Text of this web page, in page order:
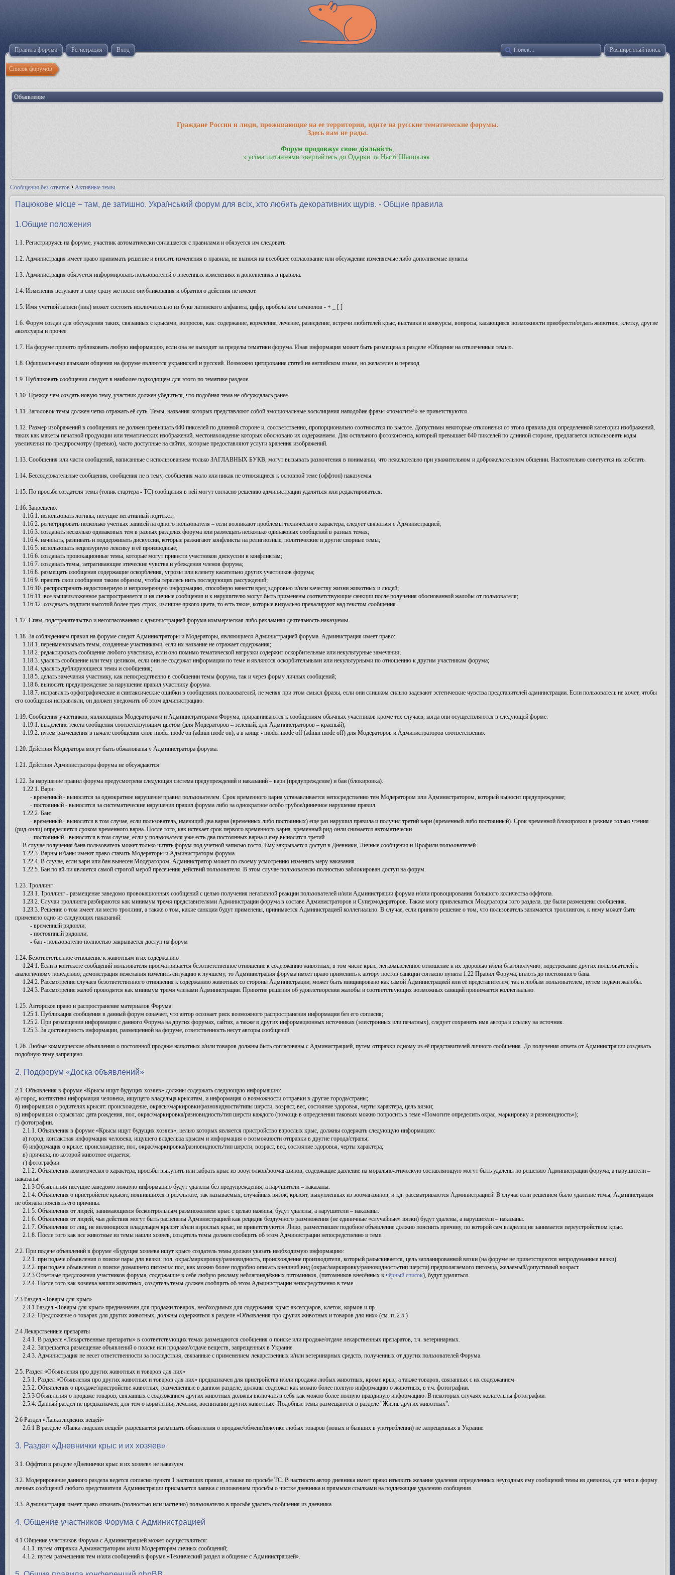
Расширенный поиск
Правила форума Регистрация Вход
Список форумов
Объявление
Граждане России и люди, проживающие на ее территории, идите на русские тематические форумы.
Здесь вам не рады.
Форум продовжує свою діяльність
з усіма питаннями звертайтесь до Одарки та Насті Шапокляк.
Сообщения без ответов • Активные темы
Пацюкове місце – там, де затишно. Український форум для всіх, хто любить декоративних щурів. - Общие правила
1.Общие положения
1.1. Регистрируясь на форуме, участник автоматически соглашается с правилами и обязуется им следовать.
1.2. Администрация имеет право принимать решение и вносить изменения в правила, не вынося на всеобщее согласование или обсуждение изменяемые либо дополняемые пункты.
1.3. Администрация обязуется информировать пользователей о внесенных изменениях и дополнениях в правила.
1.4. Изменения вступают в силу сразу же после опубликования и обратного действия не имеют.
1.5. Имя учетной записи (ник) может состоять исключительно из букв латинского алфавита, цифр, пробела или символов - + _ [ ]
1.6. Форум создан для обсуждения таких, связанных с крысами, вопросов, как: содержание, кормление, лечение, разведение, встречи любителей крыс, выставки и конкурсы, вопросы, касающиеся возможности приобрести/отдать животное, клетку, другие
аксессуары и прочее.
1.7. На форуме принято публиковать любую информацию, если она не выходит за пределы тематики форума. Иная информация может быть размещена в разделе «Общение на отвлеченные темы».
1.8. Официальными языками общения на форуме являются украинский и русский. Возможно цитирование статей на английском языке, но желателен и перевод.
1.9. Публиковать сообщения следует в наиболее подходящем для этого по тематике разделе.
1.10. Прежде чем создать новую тему, участник должен убедиться, что подобная тема не обсуждалась ранее.
1.11. Заголовок темы должен четко отражать её суть. Темы, названия которых представляют собой эмоциональные восклицания наподобие фразы «помогите!» не приветствуются.
1.12. Размер изображений в сообщениях не должен превышать 640 пикселей по длинной стороне и, соответственно, пропорционально соотносится по высоте. Допустимы некоторые отклонения от этого правила для определенной категории изображений,
таких как макеты печатной продукции или тематических изображений, местонахождение которых обосновано их содержанием. Для остального фотоконтента, который превышает 640 пикселей по длинной стороне, предлагается использовать коды
увеличения по предпросмотру (превью), часто доступные на сайтах, которые предоставляют услуги хранения изображений.
1.13. Сообщения или части сообщений, написанные с использованием только ЗАГЛАВНЫХ БУКВ, могут вызывать разночтения в понимании, что нежелательно при уважительном и доброжелательном общении. Настоятельно советуется их избегать.
1.14. Бессодержательные сообщения, сообщения не в тему, сообщения мало или никак не относящиеся к основной теме (оффтоп) наказуемы.
1.15. По просьбе создателя темы (топик стартера - ТС) сообщения в ней могут согласно решению администрации удаляться или редактироваться.
1.16. Запрещено:
1.16.1. использовать логины, несущие негативный подтекст;
1.16.2. регистрировать несколько учетных записей на одного пользователя – если возникают проблемы технического характера, следует связаться с Администрацией;
1.16.3. создавать несколько одинаковых тем в разных разделах форума или размещать несколько одинаковых сообщений в разных темах;
1.16.4. начинать, развивать и поддерживать дискуссии, которые разжигают конфликты на религиозные, политические и другие спорные темы;
1.16.5. использовать нецензурную лексику и её производные;
1.16.6. создавать провокационные темы, которые могут привести участников дискуссии к конфликтам;
1.16.7. создавать темы, затрагивающие этические чувства и убеждения членов форума;
1.16.8. размещать сообщения содержащие оскорбления, угрозы или клевету касательно других участников форума;
1.16.9. править свои сообщения таким образом, чтобы терялась нить последующих рассуждений;
1.16.10. распространять недостоверную и непроверенную информацию, способную нанести вред здоровью и/или качеству жизни животных и людей;
1.16.11. все вышеизложенное распространяется и на личные сообщения и к нарушителю могут быть применены соответствующие санкции после получения обоснованной жалобы от пользователя;
1.16.12. создавать подписи высотой более трех строк, излишне яркого цвета, то есть такие, которые визуально превалируют над текстом сообщения.
1.17. Спам, подстрекательство и несогласованная с администрацией форума коммерческая либо рекламная деятельность наказуемы.
1.18. За соблюдением правил на форуме следят Администраторы и Модераторы, являющиеся Администрацией форума. Администрация имеет право:
1.18.1. переименовывать темы, созданные участниками, если их название не отражает содержания;
1.18.2. редактировать сообщение любого участника, если оно помимо тематической нагрузки содержит оскорбительные или некультурные замечания;
1.18.3. удалять сообщение или тему целиком, если они не содержат информации по теме и являются оскорбительными или некультурными по отношению к другим участникам форума;
1.18.4. удалять дублирующиеся темы и сообщения;
1.18.5. делать замечания участнику, как непосредственно в сообщении темы форума, так и через форму личных сообщений;
1.18.6. выносить предупреждение за нарушение правил участнику форума.
1.18.7. исправлять орфографические и синтаксические ошибки в сообщениях пользователей, не меняя при этом смысл фразы, если они слишком сильно задевают эстетические чувства представителей администрации. Если пользователь не хочет, чтобы
его сообщения исправляли, он должен уведомить об этом администрацию.
1.19. Сообщения участников, являющихся Модераторами и Администраторами Форума, приравниваются к сообщениям обычных участников кроме тех случаев, когда они осуществляются в следующей форме:
1.19.1. выделение текста сообщения соответствующим цветом (для Модераторов – зеленый, для Администраторов – красный);
1.19.2. путем размещения в начале сообщения слов moder mode on (admin mode on), а в конце - moder mode off (admin mode off) для Модераторов и Администраторов соответственно.
1.20. Действия Модератора могут быть обжалованы у Администратора форума.
1.21. Действия Администратора форума не обсуждаются.
1.22. За нарушение правил форума предусмотрена следующая система предупреждений и наказаний – варн (предупреждение) и бан (блокировка).
1.22.1. Варн:
- временный - выносится за однократное нарушение правил пользователем. Срок временного варна устанавливается непосредственно тем Модератором или Администратором, который выносит предупреждение;
- постоянный - выносится за систематические нарушения правил форума либо за однократное особо грубое/циничное нарушение правил.
1.22.2. Бан:
- временный - выносится в том случае, если пользователь, имеющий два варна (временных либо постоянных) еще раз нарушил правила и получил третий варн (временный либо постоянный). Срок временной блокировки в режиме только чтения
(рид-онли) определяется сроком временного варна. После того, как истекает срок первого временного варна, временный рид-онли снимается автоматически.
- постоянный - выносится в том случае, если у пользователя уже есть два постоянных варна и ему выносится третий.
В случае получения бана пользователь может только читать форум под учетной записью гостя. Ему закрывается доступ в Дневники, Личные сообщения и Профили пользователей.
1.22.3. Варны и баны имеют право ставить Модераторы и Администраторы форума.
1.22.4. В случае, если варн или бан вынесен Модератором, Администратор может по своему усмотрению изменить меру наказания.
1.22.5. Бан по ай-пи является самой строгой мерой пресечения действий пользователя. В этом случае пользователю полностью заблокирован доступ на форум.
1.23. Троллинг.
1.23.1. Троллинг - размещение заведомо провокационных сообщений с целью получения негативной реакции пользователей и/или Администрации форума и/или провоцирования большого количества оффтопа.
1.23.2. Случаи троллинга разбираются как минимум тремя представителями Администрации форума в составе Администраторов и Супермодераторов. Также могу привлекаться Модераторы того раздела, где были размещены сообщения.
1.23.3. Решение о том имеет ли место троллинг, а также о том, какие санкции будут применены, принимается Администрацией коллегиально. В случае, если принято решение о том, что пользователь занимается троллингом, к нему может быть
применено одно из следующих наказаний:
- временный ридонли;
- постоянный ридонли;
- бан - пользователю полностью закрывается доступ на форум
1.24. Безответственное отношение к животным и их содержанию
1.24.1. Если в контексте сообщений пользователя просматривается безответственное отношение к содержанию животных, в том числе крыс; легкомысленное отношение к их здоровью и/или благополучию; подстрекание других пользователей к
аналогичному поведению; демонстрация нежелания изменить ситуацию к лучшему, то Администрация форума имеет право применить к автору постов санкции согласно пункта 1.22 Правил Форума, вплоть до постоянного бана.
1.24.2. Рассмотрение случаев безответственного отношения к содержанию животных со стороны Администрации, может быть инициировано как самой Администрацией или её представителем, так и любым пользователем, путем подачи жалобы.
1.24.3. Рассмотрение жалоб проводятся как минимум тремя членами Администрации. Принятие решения об удовлетворении жалобы и соответствующих возможных санкций принимается коллегиально.
1.25. Авторское право и распространение материалов Форума:
1.25.1. Публикация сообщения в данный форум означает, что автор осознает риск возможного распространения информации без его согласия;
1.25.2. При размещении информации с данного Форума на других форумах, сайтах, а также в других информационных источниках (электронных или печатных), следует сохранять имя автора и ссылку на источник.
1.25.3. За достоверность информации, размещенной на форуме, ответственность несут авторы сообщений.
1.26. Любые коммерческие объявления о постоянной продаже животных и/или товаров должны быть согласованы с Администрацией, путем отправки одному из её представителей личного сообщения. До получения ответа от Администрации создавать
подобную тему запрещено.
2. Подфорум «Доска объявлений»
2.1. Объявления в форуме «Крысы ищут будущих хозяев» должны содержать следующую информацию:
а) город, контактная информация человека, ищущего владельца крысятам, и информация о возможности отправки в другие города/страны;
б) информация о родителях крысят: происхождение, окрасы/маркировки/разновидности/типы шерсти, возраст, вес, состояние здоровья, черты характера, цель вязки;
в) информация о крысятах: дата рождения, пол, окрас/маркировка/разновидность/тип шерсти каждого (помощь в определении таковых можно попросить в теме «Помогите определить окрас, маркировку и разновидность»);
г) фотографии.
2.1.1. Объявления в форуме «Крысы ищут будущих хозяев», целью которых является пристройство взрослых крыс, должны содержать следующую информацию:
а) город, контактная информация человека, ищущего владельца крысам и информация о возможности отправки в другие города/страны;
б) информация о крысе: происхождение, пол, окрас/маркировка/разновидность/тип шерсти, возраст, вес, состояние здоровья, черты характера;
в) причина, по которой животное отдается;
г) фотографии.
2.1.2. Объявления коммерческого характера, просьбы выкупить или забрать крыс из зооуголков/зоомагазинов, содержащие давление на морально-этическую составляющую могут быть удалены по решению Администрации форума, а нарушители –
наказаны.
2.1.3 Объявления несущие заведомо ложную информацию будут удалены без предупреждения, а нарушители – наказаны.
2.1.4. Объявления о пристройстве крысят, появившихся в результате, так называемых, случайных вязок, крысят, выкупленных из зоомагазинов, и т.д. рассматриваются Администрацией. В случае если решением было удаление темы, Администрация
не обязана пояснять его причины.
2.1.5. Объявления от людей, занимающихся бесконтрольным размножением крыс с целью наживы, будут удалены, а нарушители – наказаны.
2.1.6. Объявления от людей, чьи действия могут быть расценены Администрацией как рецидив бездумного размножения (не единичные «случайные» вязки) будут удалены, а нарушители – наказаны.
2.1.7. Объявление от лиц, не являющихся владельцем крысят и/или взрослых крыс, не приветствуются. Лицо, разместившее подобное объявление должно пояснить причину, по которой сам владелец не занимается переустройством крыс.
2.1.8. После того как все животные из темы нашли хозяев, создатель темы должен сообщить об этом Администрации непосредственно в теме.
2.2. При подаче объявлений в форуме «Будущие хозяева ищут крыс» создатель темы должен указать необходимую информацию:
2.2.1. при подаче объявления о поиске пары для вязки: пол, окрас/маркировку/разновидность, происхождение производителя, который разыскивается, цель запланированной вязки (на форуме не приветствуются непродуманные вязки).
2.2.2. при подаче объявления о поиске домашнего питомца: пол, как можно более подробно описать внешний вид (окрас/маркировку/разновидность/тип шерсти) предполагаемого питомца, желаемый/допустимый возраст.
2.2.3 Ответные предложения участников форума, содержащие в себе любую рекламу неблагонадёжных питомников, (питомников внесённых в чёрный список), будут удаляться.
2.2.4. После того как хозяева нашли животных, создатель темы должен сообщить об этом Администрации непосредственно в теме.
2.3 Раздел «Товары для крыс»
2.3.1 Раздел «Товары для крыс» предназначен для продажи товаров, необходимых для содержания крыс: аксессуаров, клеток, кормов и пр.
2.3.2. Предложение о товарах для других животных, должны содержаться в разделе «Объявления про других животных и товаров для них» (см. п. 2.5.)
2.4 Лекарственные препараты
2.4.1. В разделе «Лекарственные препараты» в соответствующих темах размещаются сообщения о поиске или продаже/отдаче лекарственных препаратов, т.ч. ветеринарных.
2.4.2. Запрещается размещение объявлений о поиске или продаже/отдаче веществ, запрещенных в Украине.
2.4.3. Администрация не несет ответственности за последствия, связанные с применением лекарственных и/или ветеринарных средств, полученных от других пользователей Форума.
2.5. Раздел «Объявления про других животных и товаров для них»
2.5.1. Раздел «Объявления про других животных и товаров для них» предназначен для пристройства и/или продажи любых животных, кроме крыс, а также товаров, связанных с их содержанием.
2.5.2. Объявления о продаже/пристройстве животных, размещенные в данном разделе, должны содержат как можно более полную информацию о животных, в т.ч. фотографии.
2.5.3 Объявления о продаже товаров, связанных с содержанием других животных должны включать в себя как можно более полную правдивую информацию. В некоторых случаях желательны фотографии.
2.5.4. Данный раздел не предназначен, для тем о кормлении, лечении, воспитании других животных. Подобные темы размещаются в разделе "Жизнь других животных".
2.6 Раздел «Лавка людских вещей»
2.6.1 В разделе «Лавка людских вещей» разрешается размешать объявления о продаже/обмене/покупке любых товаров (новых и бывших в употреблении) не запрещенных в Украине
3. Раздел «Дневнички крыс и их хозяев»
3.1. Оффтоп в разделе «Дневнички крыс и их хозяев» не наказуем.
3.2. Модерирование данного раздела ведется согласно пункта 1 настоящих правил, а также по просьбе ТС. В частности автор дневника имеет право изъявить желание удаления определенных неугодных ему сообщений темы из дневника, для чего в форму
личных сообщений любого представителя Администрации присылается заявка с изложением просьбы о чистке дневника и прямыми ссылками на подлежащие удалению сообщения.
3.3. Администрация имеет право отказать (полностью или частично) пользователю в просьбе удалить сообщения из дневника.
4. Общение участников Форума с Администрацией
4.1 Общение участников Форума с Администрацией может осуществляться:
4.1.1. путем отправки Администраторам и/или Модераторам личных сообщений;
4.1.2. путем размещения тем и/или сообщений в форуме «Технический раздел и общение с Администрацией».